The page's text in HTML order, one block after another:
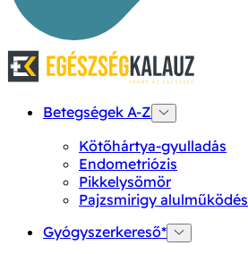
Betegségek A-Z
Kötőhártya-gyulladás
Endometriózis
Pikkelysömör
Pajzsmirigy alulműködés
Gyógyszerkereső*